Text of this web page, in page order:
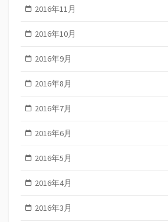
2016年11月
2016年10月
2016年9月
2016年8月
2016年7月
2016年6月
2016年5月
2016年4月
2016年3月